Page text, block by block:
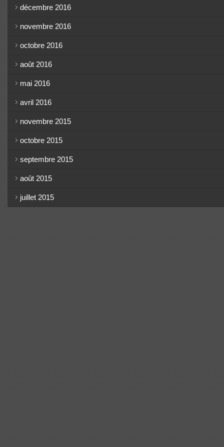
décembre 2016
novembre 2016
octobre 2016
août 2016
mai 2016
avril 2016
novembre 2015
octobre 2015
septembre 2015
août 2015
juillet 2015